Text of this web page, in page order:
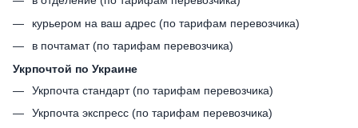
курьером на ваш адрес (по тарифам перевозчика)
в почтамат (по тарифам перевозчика)
Укрпочтой по Украине
Укрпочта стандарт (по тарифам перевозчика)
Укрпочта экспресс (по тарифам перевозчика)